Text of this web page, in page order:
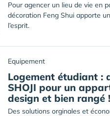
Pour agencer un lieu de vie en
décoration Feng Shui apporte
l’esprit.
Equipement
Logement étudiant :
SHOJI pour un
design et bien rangé !
Des solutions orginales et